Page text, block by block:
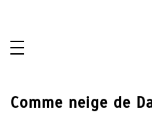
Comme neige de